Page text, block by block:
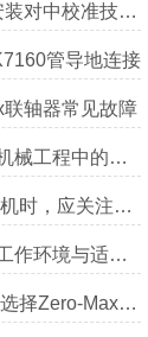
Zero-Max联轴器安装对中校准技巧与常见误差分析
管导地连接
轴器常见故障
LoveJoy万向节在机械工程中的重要性
在购买Carver压力机时，应关注哪些性能指标？
LoveJoy万向节的工作环境与适用范围
如何根据设备工况选择Zero-Max联轴器？